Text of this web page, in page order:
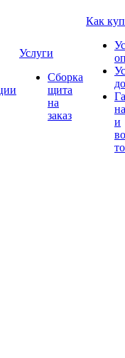
Услуги
Сборка
щита
на
заказ
Как
и